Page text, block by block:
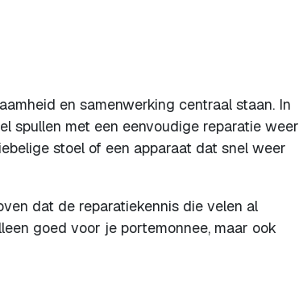
en samenwerking centraal staan. In
spullen met een eenvoudige reparatie weer
stoel of een apparaat dat snel weer
dat de reparatiekennis die velen al
goed voor je portemonnee, maar ook